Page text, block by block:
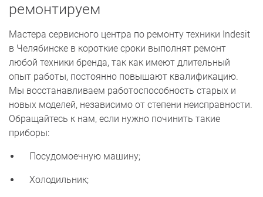
ремонтируем
Мастера сервисного центра по ремонту техники Indesit
в Челябинске в короткие сроки выполнят ремонт
любой техники бренда, так как имеют длительный
опыт работы, постоянно повышают квалификацию.
Мы восстанавливаем работоспособность старых и
новых моделей, независимо от степени неисправности.
Обращайтесь к нам, если нужно починить такие
приборы:
Посудомоечную машину;
Холодильник;